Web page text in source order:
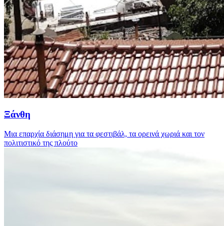
Ξάνθη
Μια επαρχία διάσημη για τα φεστιβάλ, τα ορεινά χωριά και τον
πολιτιστικό της πλούτο